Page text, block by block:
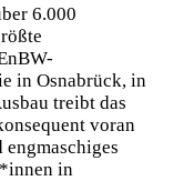
6.000
in Osnabrück, in
treibt das
voran
in